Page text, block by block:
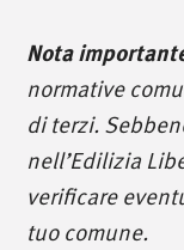
Nota
normative
di terzi.
nell’Edilizia
verificare
tuo comune.